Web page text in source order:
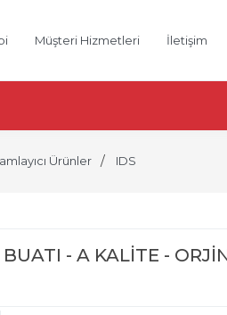
Müşteri Hizmetleri İletişim
Ürünler IDS
- A KALİTE -